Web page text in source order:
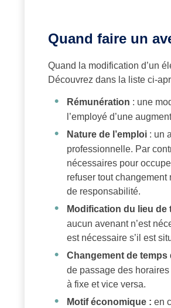
Quand faire un
Quand la modification d’un
Découvrez dans la liste ci-
Rémunération : une
l’employé d’une
Nature de l’emploi : un
professionnelle. Par
nécessaires pour
refuser tout
de responsabilité.
Modification du lieu de
aucun avenant n’est
est nécessaire s’il est
Changement de temps
de passage des
à fixe et vice versa.
Motif économique : en